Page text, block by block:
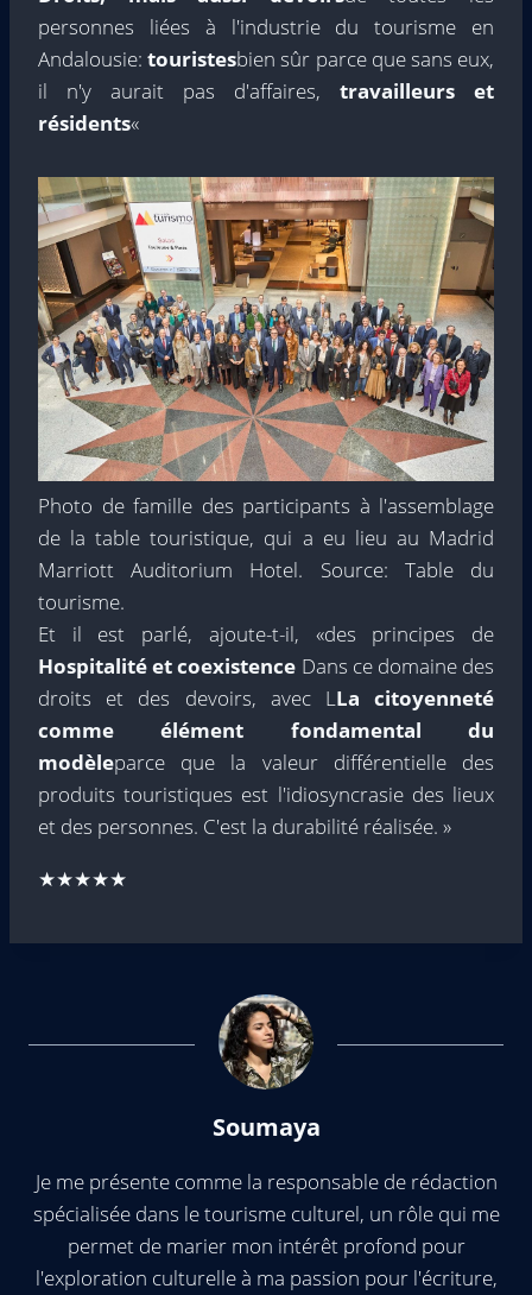
personnes liées à l'industrie du tourisme en
Andalousie:touristesbien sûr parce que sans eux,
il n'y aurait pas d'affaires, travailleurs et
résidents«
Photo de famille des participants à l'assemblage
de la table touristique, qui a eu lieu au Madrid
Marriott Auditorium Hotel. Source: Table du
tourisme.
Et il est parlé, ajoute-t-il, «des principes de
Hospitalité et coexistence Dans ce domaine des
droits et des devoirs, avec LLa citoyenneté
comme élément fondamental du
modèleparce que la valeur différentielle des
produits touristiques est l'idiosyncrasie des lieux
et des personnes. C'est la durabilité réalisée. »
★★★★★
Soumaya
Je me présente comme la responsable de rédaction
spécialisée dans le tourisme culturel, un rôle qui me
permet de marier mon intérêt profond pour
l'exploration culturelle à ma passion pour l'écriture,